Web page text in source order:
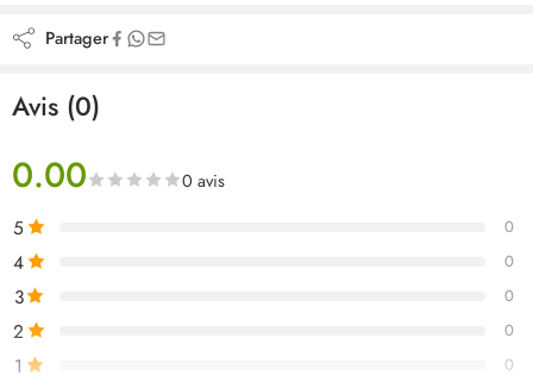
Partager
Avis (0)
0.00 0 avis
5 0
4 0
3 0
2 0
1 0